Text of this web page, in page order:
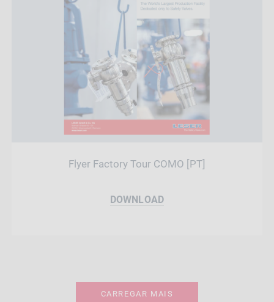
Flyer Factory Tour COMO [PT]
DOWNLOAD
CARREGAR MAIS